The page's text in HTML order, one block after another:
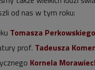
od nas w tym roku:
Tomasza
prof. Tadeusza
Kornela